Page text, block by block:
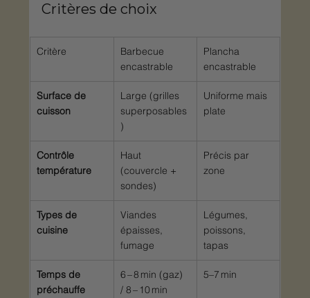
Critères de choix
Critère
Barbecue
encastrable
Plancha
encastrable
Surface de
cuisson
Large (grilles
superposables
)
Uniforme mais
plate
Contrôle
température
Haut
(couvercle +
sondes)
Précis par
zone
Types de
cuisine
Viandes
épaisses,
fumage
Légumes,
poissons,
tapas
Temps de
préchauffe
6 – 8 min (gaz)
/ 8 – 10 min
5–7 min